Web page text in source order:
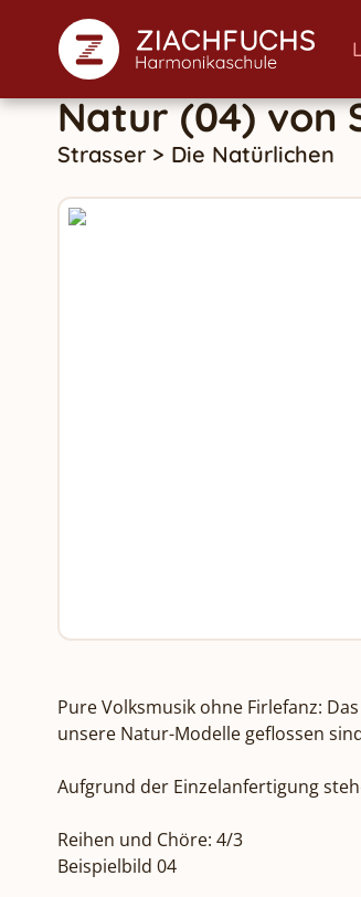
Natur (04)von
Strasser > Die Natürlichen
Pure Volksmusik ohne Firlefanz:
unsere Natur-Modelle geflossen
Aufgrund der Einzelanfertigung
Reihen und Chöre: 4/3
Beispielbild 04